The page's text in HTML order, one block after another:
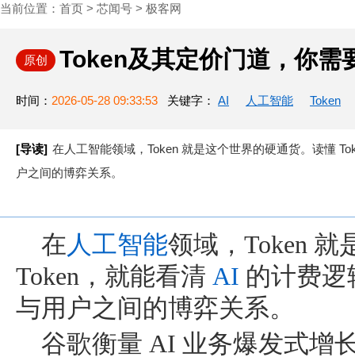
当前位置： 首页 > 芯闻号 > 极客网
原创 Token及其定价门道，你需
时间： 2026-05-28 09:33:53 关键字： AI 人工智能 Token
[导读] 在人工智能领域，Token 就是这个世界的硬通货。读懂
户之间的博弈关系。
在人工智能领域，Token 就
Token，就能看清 AI 的计费
与用户之间的博弈关系。
谷歌衡量 AI 业务爆发式增